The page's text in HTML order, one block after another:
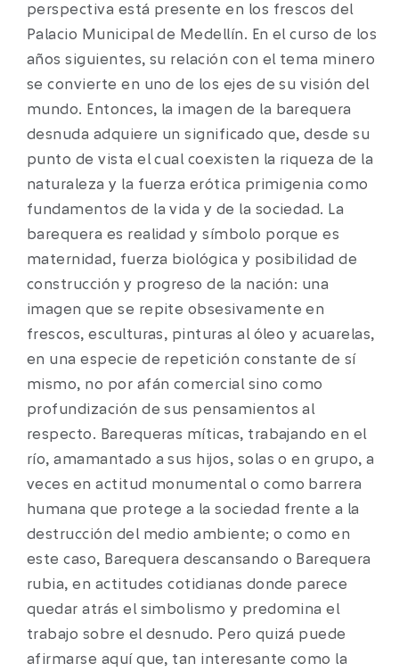
perspectiva está presente en los frescos del
Palacio Municipal de Medellín. En el curso de los
años siguientes, su relación con el tema minero
se convierte en uno de los ejes de su visión del
mundo. Entonces, la imagen de la barequera
desnuda adquiere un significado que, desde su
punto de vista el cual coexisten la riqueza de la
naturaleza y la fuerza erótica primigenia como
fundamentos de la vida y de la sociedad. La
barequera es realidad y símbolo porque es
maternidad, fuerza biológica y posibilidad de
construcción y progreso de la nación: una
imagen que se repite obsesivamente en
frescos, esculturas, pinturas al óleo y acuarelas,
en una especie de repetición constante de sí
mismo, no por afán comercial sino como
profundización de sus pensamientos al
respecto. Barequeras míticas, trabajando en el
río, amamantado a sus hijos, solas o en grupo, a
veces en actitud monumental o como barrera
humana que protege a la sociedad frente a la
destrucción del medio ambiente; o como en
este caso, Barequera descansando o Barequera
rubia, en actitudes cotidianas donde parece
quedar atrás el simbolismo y predomina el
trabajo sobre el desnudo. Pero quizá puede
afirmarse aquí que, tan interesante como la